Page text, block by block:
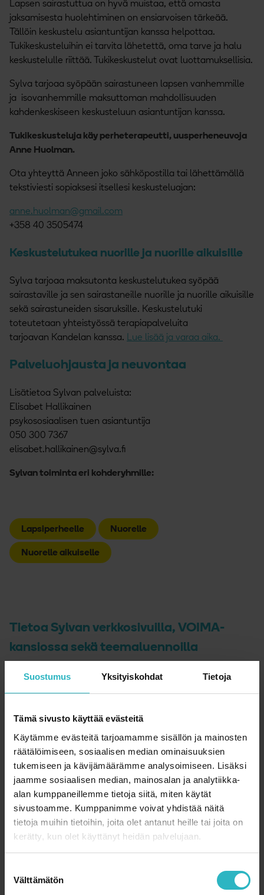
Suostumus Yksityiskohdat Tietoja
Tämä sivusto käyttää evästeitä
Käytämme evästeitä tarjoamamme sisällön ja mainosten
räätälöimiseen, sosiaalisen median ominaisuuksien
tukemiseen ja kävijämäärämme analysoimiseen. Lisäksi
jaamme sosiaalisen median, mainosalan ja analytiikka-
alan kumppaneillemme tietoja siitä, miten käytät
sivustoamme. Kumppanimme voivat yhdistää näitä
tietoja muihin tietoihin, joita olet antanut heille tai joita on
kerätty, kun olet käyttänyt heidän palvelujaan.
Välttämätön
Lapsen sairastuttua on hyvä muistaa, että omasta
jaksamisesta huolehtiminen on ensiarvoisen tärkeää.
Tällöin keskustelu asiantuntijan kanssa helpottaa.
Tukikeskusteluihin ei tarvita lähetettä, oma tarve ja halu
keskustelulle riittää. Tukikeskustelut ovat luottamuksellisia.
Sylva tarjoaa syöpään sairastuneen lapsen vanhemmille
ja isovanhemmille maksuttoman mahdollisuuden
kahdenkeskiseen keskusteluun asiantuntijan kanssa.
Tukikeskusteluja käy perheterapeutti, uusperheneuvoja
Anne Huolman.
Ota yhteyttä Anneen joko sähköpostilla tai lähettämällä
tekstiviesti sopiaksesi itsellesi keskusteluajan:
anne.huolman@gmail.com
+358 40 3505474
Keskustelutukea nuorille ja nuorille aikuisille
Sylva tarjoaa maksutonta keskustelutukea syöpää
sairastaville ja sen sairastaneille nuorille ja nuorille aikuisille
sekä sairastuneiden sisaruksille. Keskustelutuki
toteutetaan yhteistyössä terapiapalveluita
tarjoavan Kandelan kanssa. Lue lisää ja varaa aika.
Palveluohjausta ja neuvontaa
Lisätietoa Sylvan palveluista:
Elisabet Hallikainen
psykososiaalisen tuen asiantuntija
050 300 7367
elisabet.hallikainen@sylva.fi
Sylvan toiminta eri kohderyhmille:
Lapsiperheelle Nuorelle
Nuorelle aikuiselle
Tietoa Sylvan verkkosivuilla, VOIMA-
kansiossa sekä teemaluennoilla
Verkkosivuiltamme löytyy tietoa sairastuneen ja hänen
sairastuneelle ja hänen läheisilleen sekä palvelee hoitavaa
tahoa. VOIMA-kansio annetaan perheille osastoilla. Kansio
on tuotettu yhteistyössä hoitohenkilökunnan kanssa ja
siihen on koottu tietoa mm. sairastuneen sosiaalieduista,
sairaudesta ja koulusta, Sylvan palveluista ja vertaistuesta.
Lisäksi se toimii arkistopaikkana tärkeille papereille ja
kokoaa yhteen paikkaan tietoa sairastuneesta ja hänen
perheestään. Näin kansio auttaa hoitohenkilökuntaa
tukemaan sairastunutta ja hänen läheisiään myös silloin,
Sylva tuottaa teemaluentoja eri aihepiireistä. Luennot